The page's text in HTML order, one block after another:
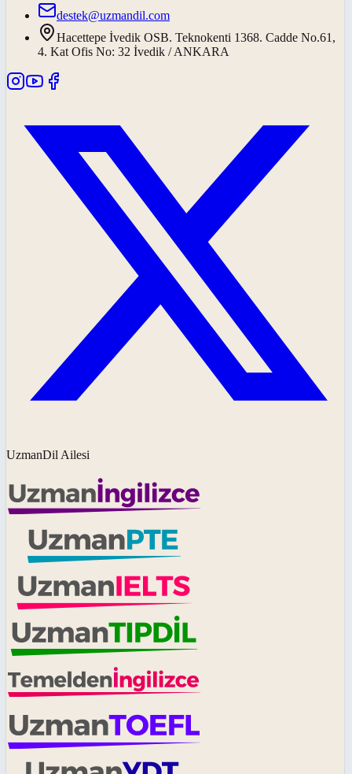
destek@uzmandil.com
Hacettepe İvedik OSB. Teknokenti 1368. Cadde No.61,
4. Kat Ofis No: 32 İvedik / ANKARA
UzmanDil Ailesi